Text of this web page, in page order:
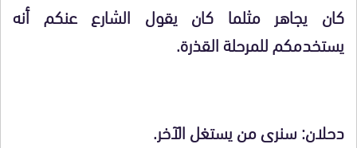
كان يجاهر مثلما كان يقول الشارع عنكم أنه
يستخدمكم للمرحلة القذرة.
دحلان: سنرى من يستغل الآخر.